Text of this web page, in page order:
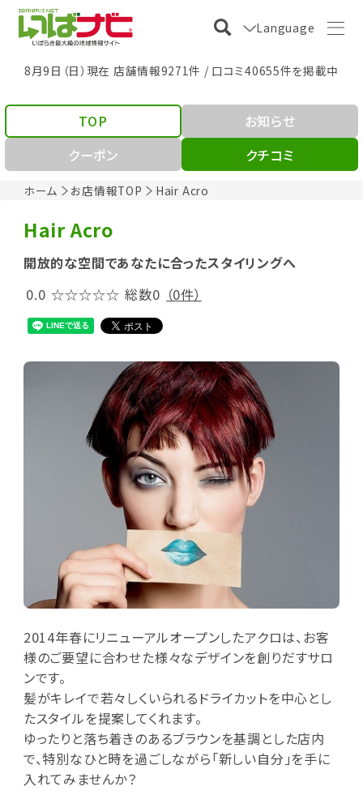
Language
8月9日（日）現在 店舗情報9271件 / 口コミ40655件を掲載中
ホーム お店情報TOP Hair Acro
TOP
お知らせ
クーポン
クチコミ
Hair Acro
開放的な空間であなたに合ったスタイリングへ
0.0 ☆☆☆☆☆ 総数0 （0件）
2014年春にリニューアルオープンしたアクロは、お客
様のご要望に合わせた様々なデザインを創りだすサロ
ンです。
髪がキレイで若々しくいられるドライカットを中心とし
たスタイルを提案してくれます。
ゆったりと落ち着きのあるブラウンを基調とした店内
で、特別なひと時を過ごしながら「新しい自分」を手に
入れてみませんか？